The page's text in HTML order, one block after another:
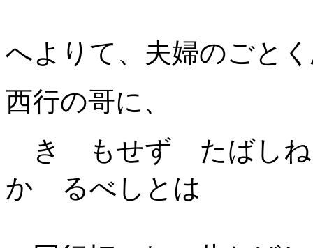
へよりて、夫婦のごと
西行の哥に、
きゝもせず たばし
かゝるべしとは